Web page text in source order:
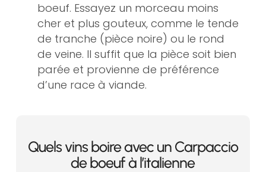
boeuf. Essayez un morceau moins
cher et plus gouteux, comme le tende
de tranche (pièce noire) ou le rond
de veine. Il suffit que la pièce soit bien
parée et provienne de préférence
d’une race à viande.
Quels vins boire avec un Carpaccio
de boeuf à l’italienne